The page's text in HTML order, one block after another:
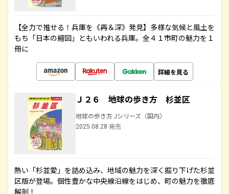
【全力で推せる！兵庫を《再＆深》発見】多様な気候と風土を
もち「日本の縮図」ともいわれる兵庫。全４１市町の魅力を１
冊に
詳細を見る
Ｊ２６ 地球の歩き方 杉並区
地球の歩き方 Jシリーズ（国内）
2025.08.28 発売
熱い「杉並愛」を詰め込み、地域の魅力を深く掘り下げた杉並
区版が登場。個性豊かな中央線沿線をはじめ、町の魅力を徹底
解剖！